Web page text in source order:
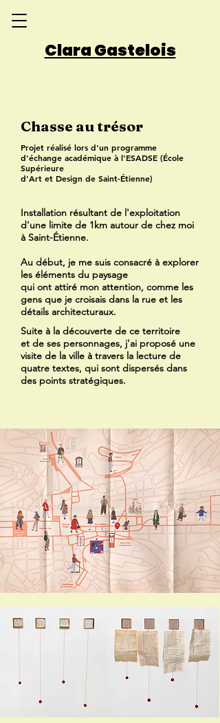
Clara Gastelois
Chasse au trésor
Projet réalisé lors d'un programme
d'échange académique à l'ESADSE (École
Supérieure
d'Art et Design de Saint-Étienne)
Installation résultant de l'exploitation
d'une limite de 1km autour de chez moi
à Saint-Étienne.
Au début, je me suis consacré à explorer
les éléments du paysage
qui ont attiré mon attention, comme les
gens que je croisais dans la rue et les
détails architecturaux.
Suite à la découverte de ce territoire
et de ses personnages, j'ai proposé une
visite de la ville à travers la lecture de
quatre textes, qui sont dispersés dans
des points stratégiques.